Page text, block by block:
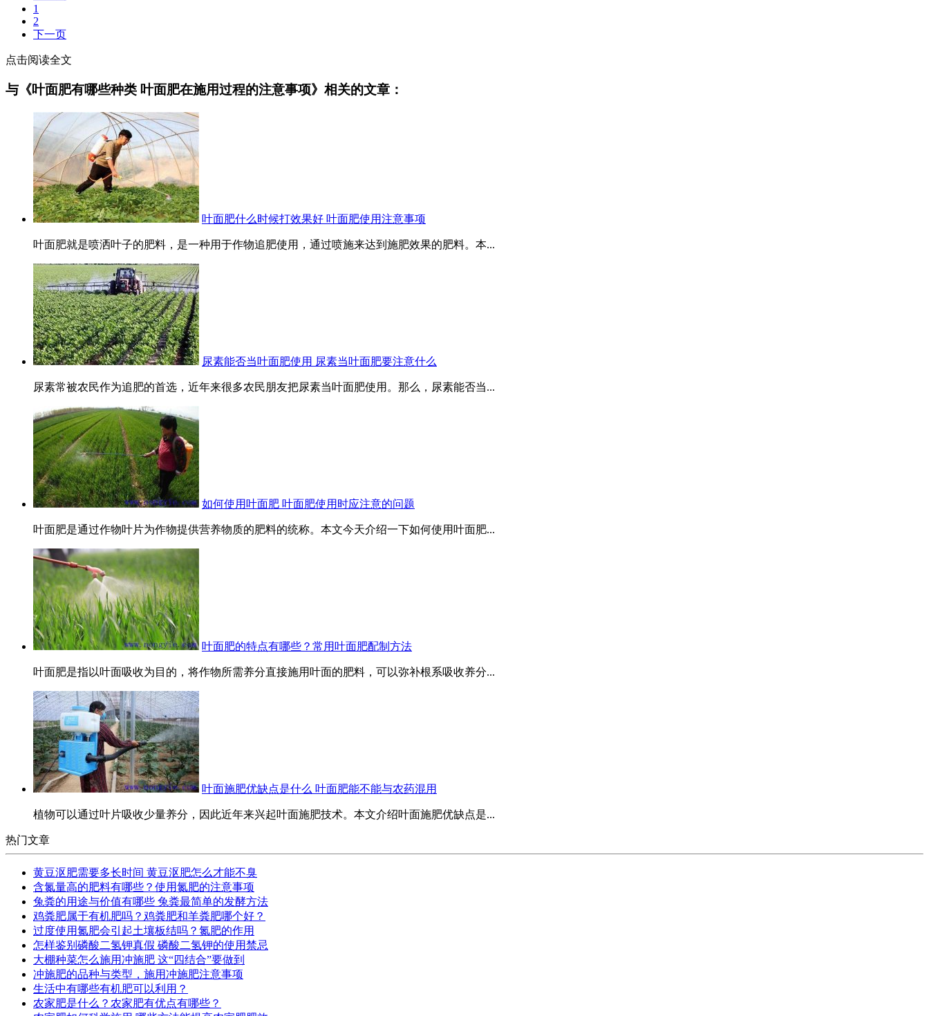
1
2
下一页
点击阅读全文
与《叶面肥有哪些种类 叶面肥在施用过程的注意事项》相关的文章：
叶面肥什么时候打效果好 叶面肥使用注意事项
叶面肥就是喷洒叶子的肥料，是一种用于作物追肥使用，通过喷施来达到施肥效果的肥料。本...
尿素能否当叶面肥使用 尿素当叶面肥要注意什么
尿素常被农民作为追肥的首选，近年来很多农民朋友把尿素当叶面肥使用。那么，尿素能否当...
如何使用叶面肥 叶面肥使用时应注意的问题
叶面肥是通过作物叶片为作物提供营养物质的肥料的统称。本文今天介绍一下如何使用叶面肥...
叶面肥的特点有哪些？常用叶面肥配制方法
叶面肥是指以叶面吸收为目的，将作物所需养分直接施用叶面的肥料，可以弥补根系吸收养分...
叶面施肥优缺点是什么 叶面肥能不能与农药混用
植物可以通过叶片吸收少量养分，因此近年来兴起叶面施肥技术。本文介绍叶面施肥优缺点是...
热门文章
黄豆沤肥需要多长时间 黄豆沤肥怎么才能不臭
含氮量高的肥料有哪些？使用氮肥的注意事项
兔粪的用途与价值有哪些 兔粪最简单的发酵方法
鸡粪肥属于有机肥吗？鸡粪肥和羊粪肥哪个好？
过度使用氮肥会引起土壤板结吗？氮肥的作用
怎样鉴别磷酸二氢钾真假 磷酸二氢钾的使用禁忌
大棚种菜怎么施用冲施肥 这“四结合”要做到
冲施肥的品种与类型，施用冲施肥注意事项
生活中有哪些有机肥可以利用？
农家肥是什么？农家肥有优点有哪些？